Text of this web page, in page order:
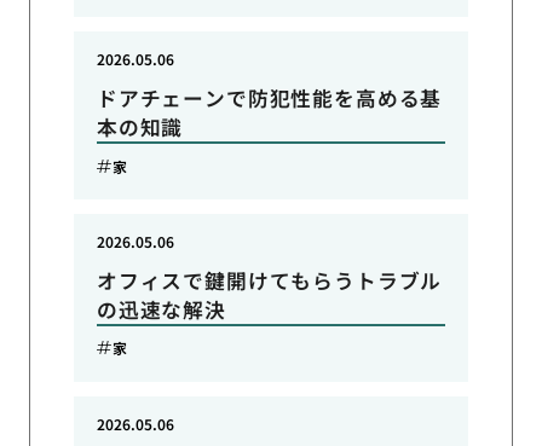
ドアチェーンで防犯性能を高める基
本の知識
2026.05.06
家
オフィスで鍵開けてもらうトラブル
の迅速な解決
2026.05.06
家
2026.05.06